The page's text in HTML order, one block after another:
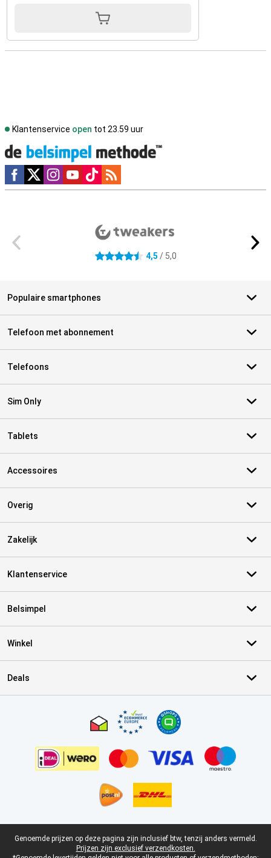
Klantenservice open tot 23.59 uur
Social media
4.5 sterren 4,5 / 5,0
Populaire smartphones
Telefoon met abonnement
Telefoons
Sim Only
Tablets
Accessoires
Overig
Zakelijk
Klantenservice
Belsimpel
Winkel
Deals
Juridische voettekst
Genoemde prijzen op deze pagina zijn inclusief btw, tenzij anders vermeld.
Prijzen zijn exclusief verzendkosten.